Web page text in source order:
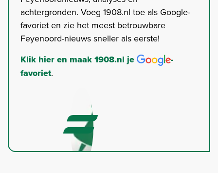
achtergronden. Voeg 1908.nl toe als Google-
favoriet en zie het meest betrouwbare
Feyenoord-nieuws sneller als eerste!
Klik hier en maak 1908.nl je
-
favoriet.